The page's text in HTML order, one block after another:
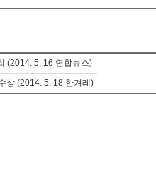
(2014. 5. 16 연합뉴스)
상 (2014. 5. 18 한겨레)